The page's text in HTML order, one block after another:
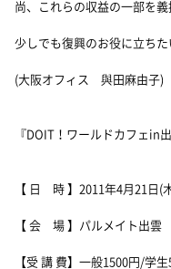
尚、これらの収益の一部を
少しでも復興のお役に立ちた
(大阪オフィス 與田麻由子)
『DOIT！ワールドカフェin出
【 日 時 】2011年4月21日(
【 会 場 】パルメイト出雲
【受 講 費】一般1500円/学生